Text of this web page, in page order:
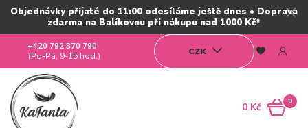
Objednávky přijaté do 11:00 odesíláme ještě dnes • Doprava
zdarma na Balíkovnu při nákupu nad 1000 Kč*
CZK
+420 792 370 790
(Po-Pá, 9-15 hod.)
0
0 Kč